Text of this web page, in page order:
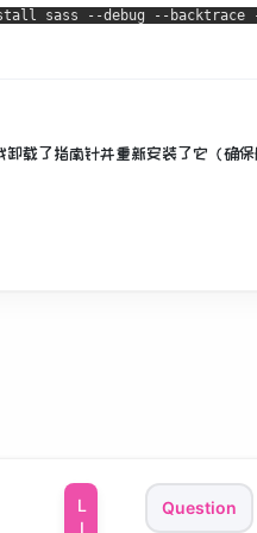
sass --debug --backtrace
卸载了指南针并重新安装了它（确
Question